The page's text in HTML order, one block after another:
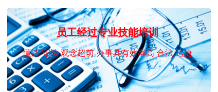
员工经过专业技能培训
懂法 守法 观念超前 办事具有效率高 合法 迅捷